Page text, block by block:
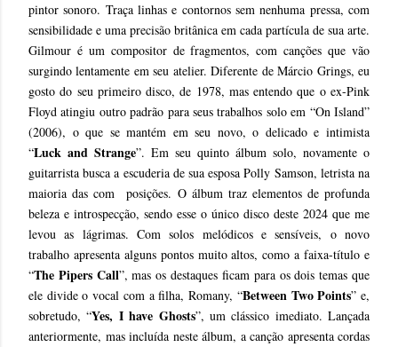
pintor sonoro. Traça linhas e contornos sem nenhuma pressa, com
sensibilidade e uma precisão britânica em cada partícula de sua arte.
Gilmour é um compositor de fragmentos, com canções que vão
surgindo lentamente em seu atelier. Diferente de Márcio Grings, eu
gosto do seu primeiro disco, de 1978, mas entendo que o ex-Pink
Floyd atingiu outro padrão para seus trabalhos solo em “On Island”
(2006), o que se mantém em seu novo, o delicado e intimista
“Luck and Strange”. Em seu quinto álbum solo, novamente o
guitarrista busca a escuderia de sua esposa Polly Samson, letrista na
maioria das com posições. O álbum traz elementos de profunda
beleza e introspecção, sendo esse o único disco deste 2024 que me
levou as lágrimas. Com solos melódicos e sensíveis, o novo
trabalho apresenta alguns pontos muito altos, como a faixa-título e
“The Pipers Call”, mas os destaques ficam para os dois temas que
ele divide o vocal com a filha, Romany, “Between Two Points” e,
sobretudo, “Yes, I have Ghosts”, um clássico imediato. Lançada
anteriormente, mas incluída neste álbum, a canção apresenta cordas